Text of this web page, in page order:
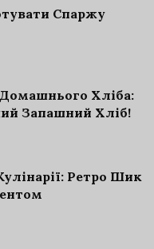
Спаржу
Хліба:
Запашний Хліб!
Ретро Шик